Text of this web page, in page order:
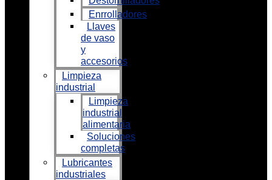
Enrrolladores
Llaves
de vaso
y
accesorios
Limpieza
industrial
Limpieza
industrial
alimentaria
Soluciones
completas
Lubricantes
industriales